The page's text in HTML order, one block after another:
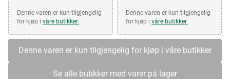
Denne varen er kun tilgjengelig
for kjøp i våre butikker.
Denne varen er kun tilgjengelig
for kjøp i våre butikker.
Denne varen er kun tilgjengelig for kjøp i våre butikker
Se alle butikker med varer på lager